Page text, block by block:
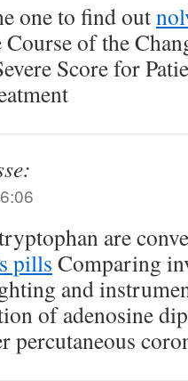
one to find out
of the
Score for
are
pills Comparing
and
of adenosine
percutaneous